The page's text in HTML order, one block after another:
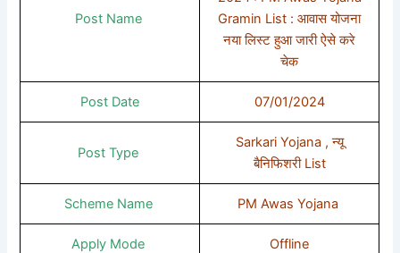
Post Name
Gramin List : आवास योजना
नया लिस्ट हुआ जारी ऐसे करे
चेक
Post Date 07/01/2024
Post Type
Sarkari Yojana , न्यू
बैनिफिशरी List
Scheme Name PM Awas Yojana
Apply Mode Offline